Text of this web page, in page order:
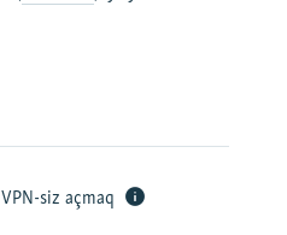
VPN-siz açmaq